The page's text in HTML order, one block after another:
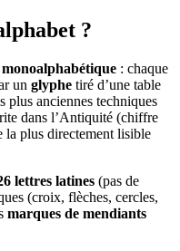
?
: chaque
un glyphe tiré d’une table
plus anciennes techniques
dans l’Antiquité (chiffre
plus directement lisible
lettres latines (pas de
(croix, flèches, cercles,
marques de mendiants